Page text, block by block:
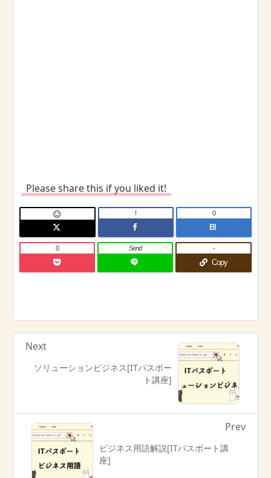
Please share this if you liked it!
 !
B!
0
0 Send
Copy
-
ソリューションビジネス[ITパスポー
ト講座]
Next
ビジネス用語解説[ITパスポート講
座]
Prev